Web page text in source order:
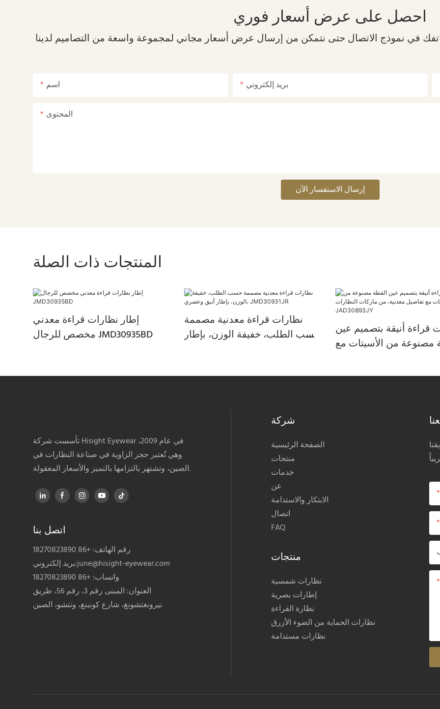
احصل على عرض أسعار فوري
اسم بريد إلكتروني
المحتوى
إرسال الاستفسار الآن
المنتجات ذات الصلة
إطار نظارات قراءة معدني
مخصص للرجال JMD30935BD
نظارات قراءة معدنية مصممة
حسب الطلب، خفيفة الوزن، بإطار
قراءة أنيقة بتصميم عين
مصنوعة من الأسيتات مع
النظارات JAD30893JY
تأسست شركة Hisight Eyewear في عام 2009،
وهي تُعتبر حجر الزاوية في صناعة النظارات في
الصين، وتشتهر بالتزامها بالتميز والأسعار المعقولة.
اتصل بنا
رقم الهاتف: +86 18270823890
بريد إلكتروني:june@hisight-eyewear.com
واتساب: +86 18270823890
العنوان: المبنى رقم 3، رقم 56، طريق
نيرونغتشونغ، شارع كونبنغ، ونتشو، الصين
شركة
الصفحة الرئيسية
منتجات
خدمات
عن
الابتكار والاستدامة
اتصال
FAQ
منتجات
نظارات شمسية
إطارات بصرية
نظارة القراءة
نظارات الحماية من الضوء الأزرق
نظارات مستدامة